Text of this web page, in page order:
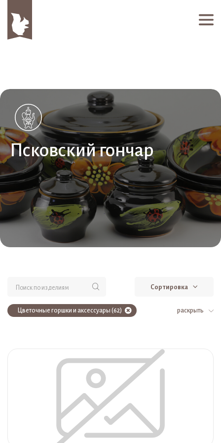
Псковский гончар
Сортировка
раскрыть
Цветочные горшки и аксессуары (62)
Расцветка 17 (6) Расцветка 023 (6)
Расцветка 015 (6)
Расцветка 004 (6)